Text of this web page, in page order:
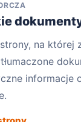
na której
informacje